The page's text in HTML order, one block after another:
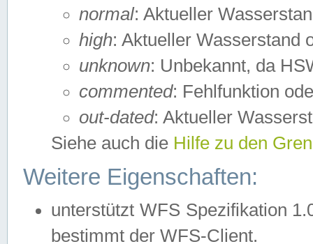
normal: Aktueller
high: Aktueller Wasserstand
unknown: Unbekannt, da
commented: Fehlfunktion
out-dated: Aktueller
Siehe auch die Hilfe zu den
Weitere Eigenschaften:
unterstützt WFS Spezifikation
bestimmt der WFS-Client.